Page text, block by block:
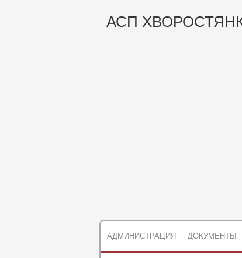
АСП
АДМИНИСТРАЦИЯ ДОКУМЕНТЫ